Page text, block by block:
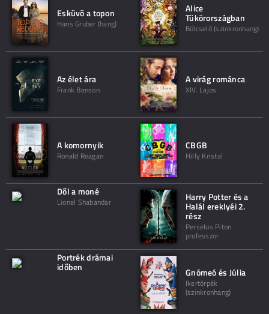
Esküvö a topon
Hans Gruber (hang)
Alice
Tükörországban
Bölcselő (szinkronhang)
Az élet ára
Frank Benson
A virág románca
XIV. Lajos
A komornyik
Ronald Reagan
CBGB
Hilly Kristal
Dől a moné
Lionel Shabandar Harry Potter és a
Halál ereklyéi 2.
rész
Perselus Piton
professzor
Portrék drámai
időben Gnómeó és Júlia
Ikertörpék
(szinkronhang)